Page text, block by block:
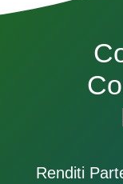
Renditi